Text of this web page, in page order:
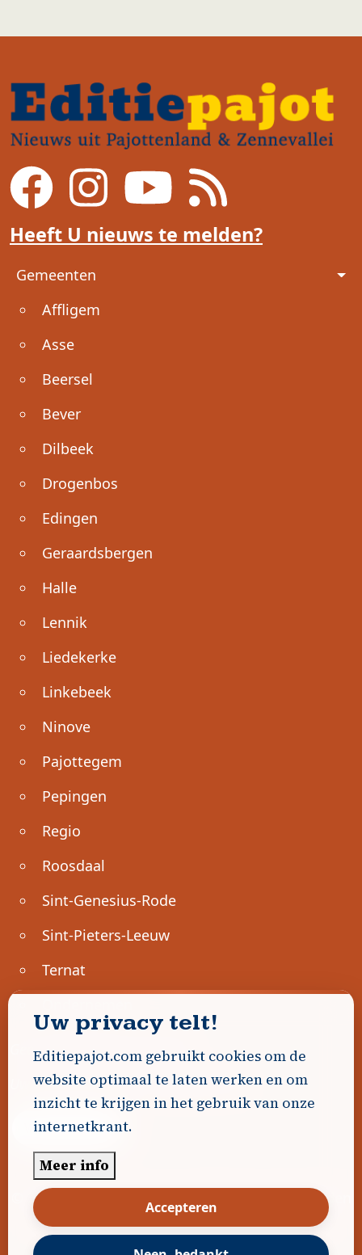
Heeft U nieuws te melden?
Voet
Gemeenten
Affligem
Asse
Beersel
Bever
Dilbeek
Drogenbos
Edingen
Geraardsbergen
Halle
Lennik
Liedekerke
Linkebeek
Ninove
Pajottegem
Pepingen
Regio
Roosdaal
Sint-Genesius-Rode
Sint-Pieters-Leeuw
Ternat
Geen advertenties gevonden.
Uw advertentie hier? Contacteer ons!
Word Partner!
© 2026
Algemene voorwaarden
|Disclaimer Privacybeleid Cookiebeleid|
Gerealiseerd doorDavidHosse.net
Uw privacy telt!
Editiepajot.com gebruikt cookies om de
website optimaal te laten werken en om
inzicht te krijgen in het gebruik van onze
internetkrant.
Meer info
Accepteren